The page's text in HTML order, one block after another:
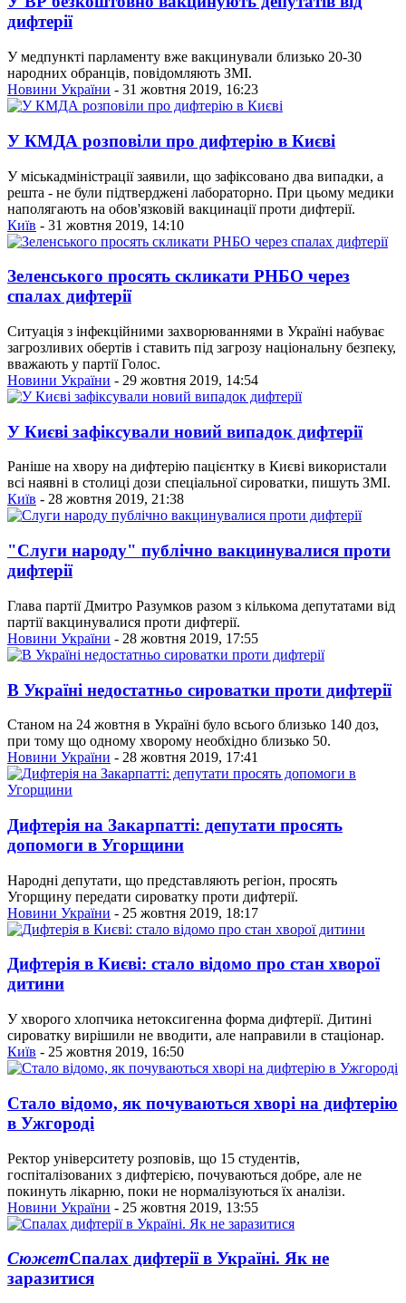
дифтерії
У медпункті парламенту вже вакцинували близько 20-30
народних обранців, повідомляють ЗМІ.
Новини України - 31 жовтня 2019, 16:23
У КМДА розповіли про дифтерію в Києві
У міськадміністрації заявили, що зафіксовано два випадки, а
решта - не були підтверджені лабораторно. При цьому медики
наполягають на обов'язковій вакцинації проти дифтерії.
Київ - 31 жовтня 2019, 14:10
Зеленського просять скликати РНБО через
спалах дифтерії
Ситуація з інфекційними захворюваннями в Україні набуває
загрозливих обертів і ставить під загрозу національну безпеку,
вважають у партії Голос.
Новини України - 29 жовтня 2019, 14:54
У Києві зафіксували новий випадок дифтерії
Раніше на хвору на дифтерію пацієнтку в Києві використали
всі наявні в столиці дози спеціальної сироватки, пишуть ЗМІ.
Київ - 28 жовтня 2019, 21:38
"Слуги народу" публічно вакцинувалися проти
дифтерії
Глава партії Дмитро Разумков разом з кількома депутатами від
партії вакцинувалися проти дифтерії.
Новини України - 28 жовтня 2019, 17:55
В Україні недостатньо сироватки проти дифтерії
Станом на 24 жовтня в Україні було всього близько 140 доз,
при тому що одному хворому необхідно близько 50.
Новини України - 28 жовтня 2019, 17:41
Дифтерія на Закарпатті: депутати просять
допомоги в Угорщини
Народні депутати, що представляють регіон, просять
Угорщину передати сироватку проти дифтерії.
Новини України - 25 жовтня 2019, 18:17
Дифтерія в Києві: стало відомо про стан хворої
дитини
У хворого хлопчика нетоксигенна форма дифтерії. Дитині
сироватку вирішили не вводити, але направили в стаціонар.
Київ - 25 жовтня 2019, 16:50
Стало відомо, як почуваються хворі на дифтерію
в Ужгороді
Ректор університету розповів, що 15 студентів,
госпіталізованих з дифтерією, почуваються добре, але не
покинуть лікарню, поки не нормалізуються їх аналізи.
Новини України - 25 жовтня 2019, 13:55
СюжетСпалах дифтерії в Україні. Як не
заразитися